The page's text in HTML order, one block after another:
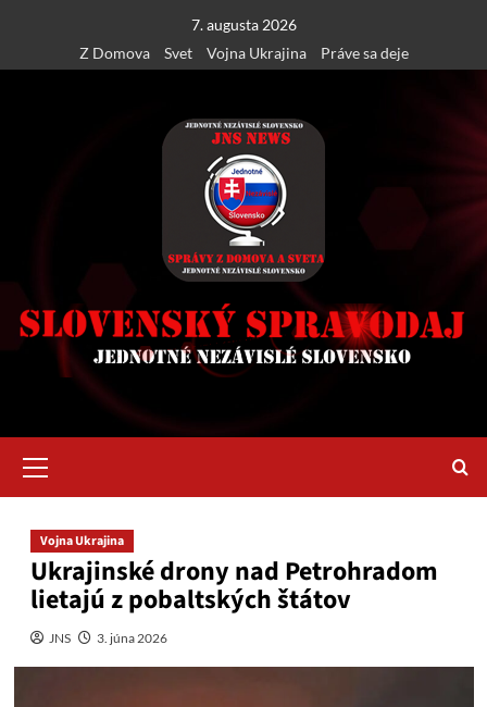
content
7. augusta 2026
Z Domova
Svet Vojna Ukrajina Práve sa deje
Menu
Vojna Ukrajina
Ukrajinské drony nad Petrohradom
lietajú z pobaltských štátov
JNS 3. júna 2026